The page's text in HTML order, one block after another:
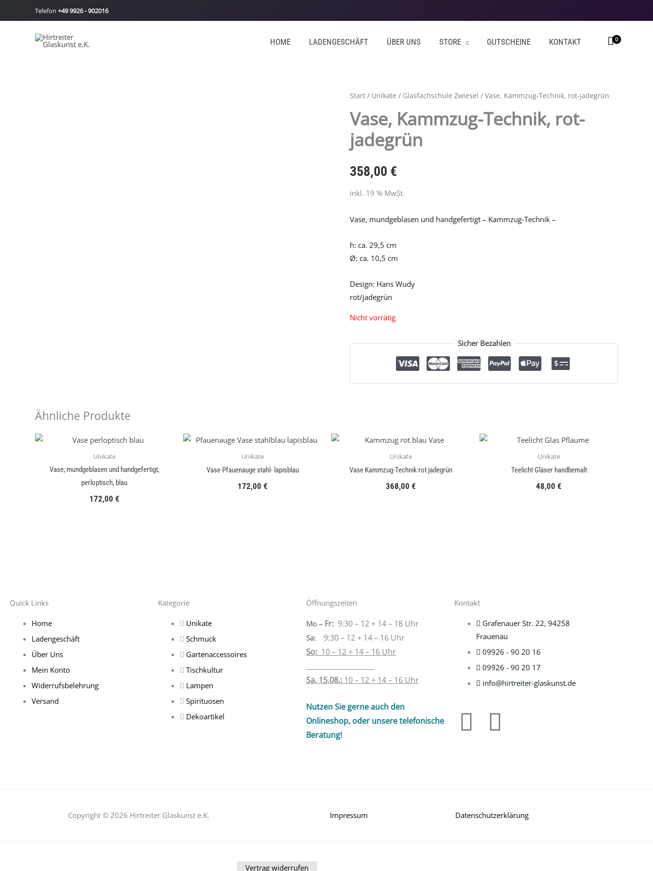
Inhalt
Telefon +49 9926 - 902016
HOME LADENGESCHÄFT ÜBER UNS STORE GUTSCHEINE KONTAKT
Start / Unikate / Glasfachschule Zwiesel / Vase, Kammzug-Technik, rot-jadegrün
Vase, Kammzug-Technik, rot-
jadegrün
358,00 €
inkl. 19 % MwSt.
Vase, mundgeblasen und handgefertigt – Kammzug-Technik –
h: ca. 29,5 cm
Ø: ca. 10,5 cm
Design: Hans Wudy
rot/jadegrün
Nicht vorrätig
Sicher Bezahlen
Ähnliche Produkte
Unikate
Vase, mundgeblasen und handgefertigt,
perloptisch, blau
172,00 €
Unikate
Vase Pfauenauge stahl- lapisblau
172,00 €
Unikate
Vase Kammzug-Technik rot jadegrün
368,00 €
Unikate
Teelicht Gläser handbemalt
48,00 €
Quick Links
Home
Ladengeschäft
Über Uns
Mein Konto
Widerrufsbelehrung
Versand
Kategorie
Unikate
Schmuck
Gartenaccessoires
Tischkultur
Lampen
Spirituosen
Dekoartikel
Öffnungszeiten
Mo – Fr: 9:30 – 12 + 14 – 18 Uhr
Sa: 9:30 – 12 + 14 – 16 Uhr
So: 10 – 12 + 14 – 16 Uhr
Sa, 15.08.: 10 – 12 + 14 – 16 Uhr
Nutzen Sie gerne auch den
Onlineshop, oder unsere telefonische
Beratung!
Kontakt
Grafenauer Str. 22, 94258
Frauenau
09926 - 90 20 16
09926 - 90 20 17
info@hirtreiter-glaskunst.de
F
b
I
a
Copyright © 2026 Hirtreiter Glaskunst e.K. Impressum Datenschutzerklärung
Vertrag widerrufen